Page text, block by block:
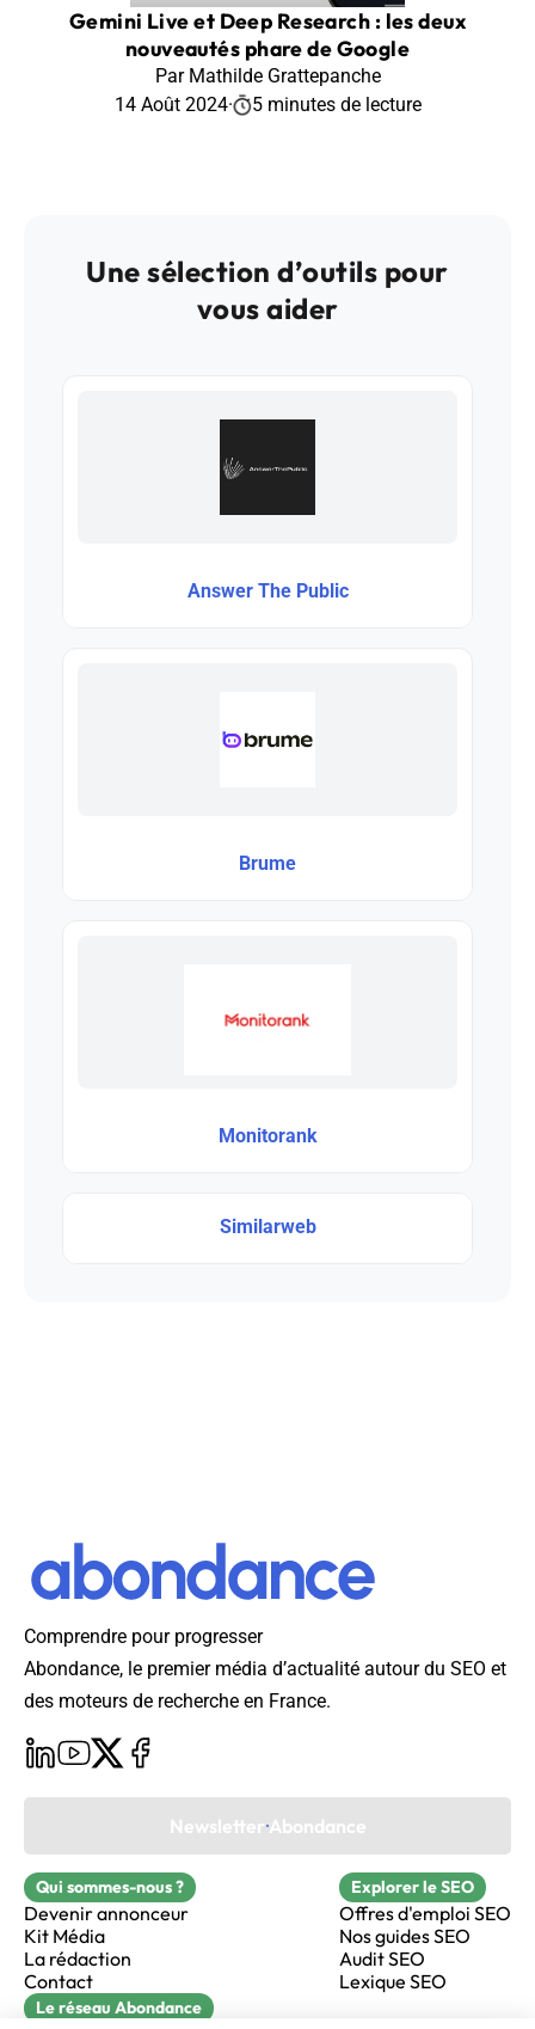
Gemini Live et Deep Research : les deux
nouveautés phare de Google
Par Mathilde Grattepanche
14 Août 2024· 5 minutes de lecture
Une sélection d’outils pour
vous aider
Answer The Public
Brume
Monitorank
Similarweb
Comprendre pour progresser
Abondance, le premier média d’actualité autour du SEO et
des moteurs de recherche en France.
Newsletter Abondance
Qui sommes-nous ?
Devenir annonceur
Kit Média
La rédaction
Contact
Explorer le SEO
Offres d'emploi SEO
Nos guides SEO
Audit SEO
Lexique SEO
Le réseau Abondance